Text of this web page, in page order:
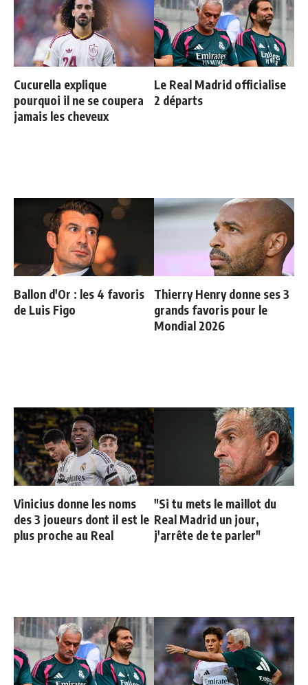
Cucurella explique
pourquoi il ne se coupera
jamais les cheveux
Le Real Madrid officialise
2 départs
Ballon d'Or : les 4 favoris
de Luis Figo
Thierry Henry donne ses 3
grands favoris pour le
Mondial 2026
Vinicius donne les noms
des 3 joueurs dont il est le
plus proche au Real
"Si tu mets le maillot du
Real Madrid un jour,
j'arrête de te parler"